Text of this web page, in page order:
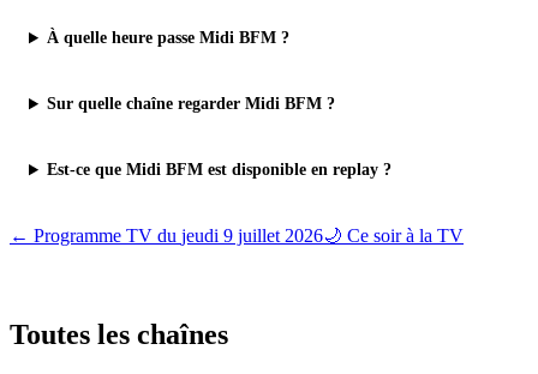
À quelle heure passe Midi BFM ?
Sur quelle chaîne regarder Midi BFM ?
Est-ce que Midi BFM est disponible en replay ?
← Programme TV du jeudi 9 juillet 2026🌙 Ce soir à la TV
Toutes les chaînes